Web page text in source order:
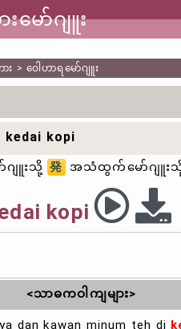
မော်ဂျူး
း >ဝေါဟာရမော်ဂျူး
kedai kopi
ဂျူးသို့ 発 အသံထွက်မော်ဂျူး
kopi
<သာဓကဝါကျများ>
dan kawan minum teh di